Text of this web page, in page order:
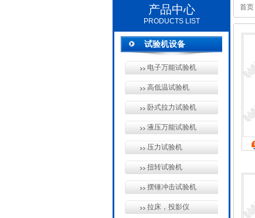
产品中心
PRODUCTS LIST
试验机设备
电子万能试验机
高低温试验机
卧式拉力试验机
液压万能试验机
压力试验机
扭转试验机
摆锤冲击试验机
拉床，投影仪
首页